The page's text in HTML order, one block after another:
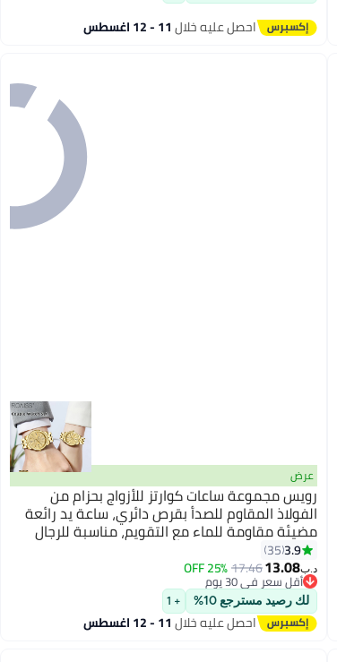
احصل عليه خلال11 - 12 اغسطس
عرض
رويس مجموعة ساعات كوارتز للأزواج بحزام من
الفولاذ المقاوم للصدأ بقرص دائري، ساعة يد رائعة
مضيئة مقاومة للماء مع التقويم، مناسبة للرجال
والنساء
3.9
35
د.ب‏13.08
17.46
25% OFF
أقل سعر في 30 يوم
أقل سعر في 30 يوم
لك رصيد مسترجع 10% + 1
احصل عليه خلال11 - 12 اغسطس